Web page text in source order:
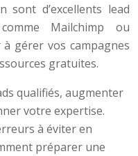
sont d’excellents lead
Mailchimp ou
gérer vos campagnes
gratuites.
qualifiés, augmenter
votre expertise.
à éviter en
préparer une